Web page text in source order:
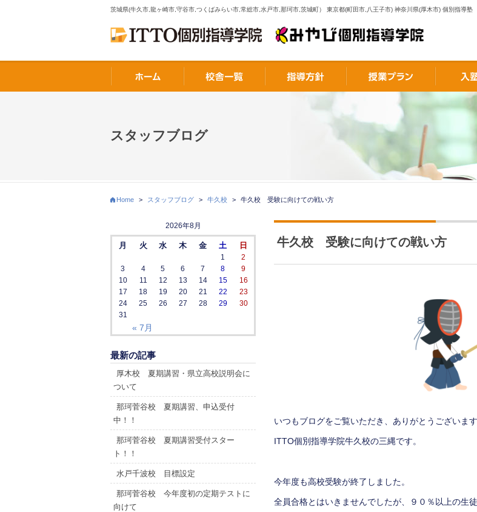
茨城県(牛久市,龍ヶ崎市,守谷市,つくばみらい市,常総市,水戸市,那珂市,茨城町） 東京都(町田市,八王子市) 神奈川県(厚木市) 個別指導塾
スタッフブログ
Home > スタッフブログ > 牛久校 > 牛久校 受験に向けての戦い方
牛久校 受験に向けての戦い方
いつもブログをご覧いただき、ありがとうございます
ITTO個別指導学院牛久校の三縄です。
今年度も高校受験が終了しました。
全員合格とはいきませんでしたが、９０％以上の生
2026年8月
月 火 水 木 金 土 日
« 7月
1
2
3
4 5 6 7 8
9
10
11 12 13 14 15
16
17
18 19 20 21 22
23
24
25 26 27 28 29
30
31
最新の記事
厚木校 夏期講習・県立高校説明会に
ついて
那珂菅谷校 夏期講習、申込受付
中！！
那珂菅谷校 夏期講習受付スター
ト！！
水戸千波校 目標設定
那珂菅谷校 今年度初の定期テストに
向けて